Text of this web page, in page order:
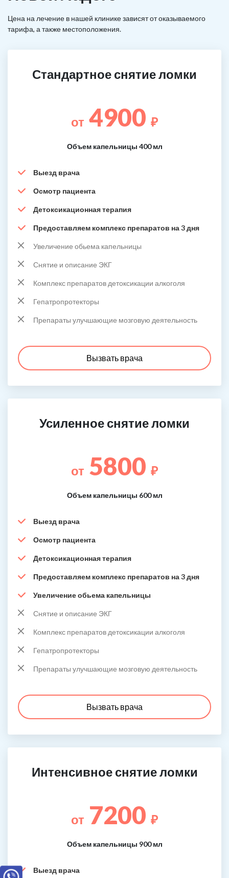
Цена на лечение в нашей клинике зависят от оказываемого
тарифа, а также местоположения.
Стандартное снятие ломки
от 4900 ₽
Объем капельницы 400 мл
Выезд врача
Осмотр пациента
Детоксикационная терапия
Предоставляем комплекс препаратов на 3 дня
Увеличение обьема капельницы
Снятие и описание ЭКГ
Комплекс препаратов детоксикации алкоголя
Гепатропротекторы
Препараты улучшающие мозговую деятельность
Вызвать врача
Усиленное снятие ломки
от 5800 ₽
Объем капельницы 600 мл
Выезд врача
Осмотр пациента
Детоксикационная терапия
Предоставляем комплекс препаратов на 3 дня
Увеличение обьема капельницы
Снятие и описание ЭКГ
Комплекс препаратов детоксикации алкоголя
Гепатропротекторы
Препараты улучшающие мозговую деятельность
Вызвать врача
Интенсивное снятие ломки
от 7200 ₽
Объем капельницы 900 мл
Выезд врача